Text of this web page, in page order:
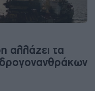
αλλάζει τα